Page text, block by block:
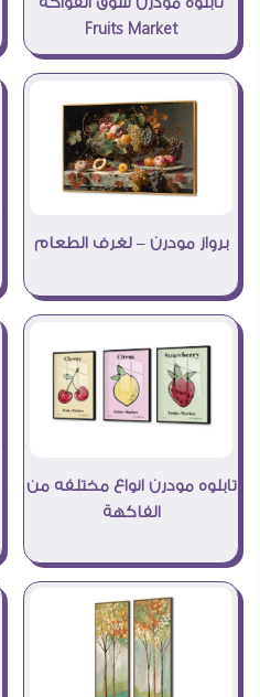
Fruits Market
برواز مودرن – لغرف الطعام
تابلوه مودرن انواع مختلفه من
الفاكهة